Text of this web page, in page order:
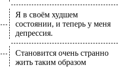
Я в своём худшем
состоянии, и теперь у меня
депрессия.
Становится очень странно
жить таким образом